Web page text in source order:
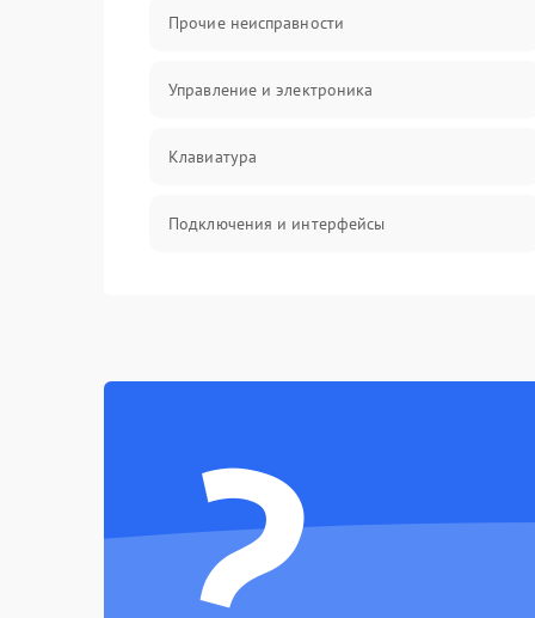
Прочие неисправности
Управление и электроника
Клавиатура
Подключения и интерфейсы
Электроника